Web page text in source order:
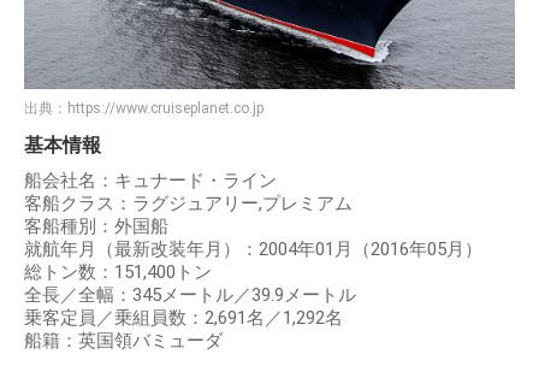
出典： https://www.cruiseplanet.co.jp
基本情報
船会社名：キュナード・ライン
客船クラス：ラグジュアリー,プレミアム
客船種別：外国船
就航年月（最新改装年月）：2004年01月（2016年05月）
総トン数：151,400トン
全長／全幅：345メートル／39.9メートル
乗客定員／乗組員数：2,691名／1,292名
船籍：英国領バミューダ